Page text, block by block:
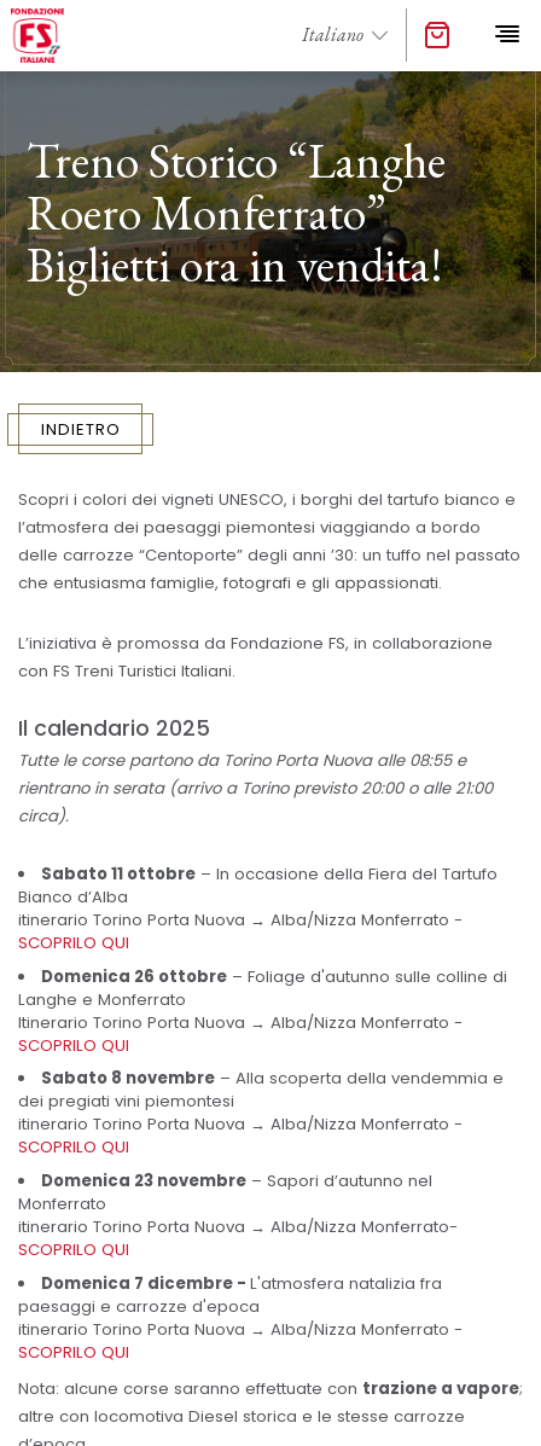
Treno Storico “Langhe
Roero Monferrato”
Biglietti ora in vendita!
INDIETRO
Scopri i colori dei vigneti UNESCO, i borghi del tartufo bianco e
l’atmosfera dei paesaggi piemontesi viaggiando a bordo
delle carrozze “Centoporte” degli anni ’30: un tuffo nel passato
che entusiasma famiglie, fotografi e gli appassionati.
L’iniziativa è promossa da Fondazione FS, in collaborazione
con FS Treni Turistici Italiani.
Il calendario 2025
Tutte le corse partono da Torino Porta Nuova alle 08:55 e
rientrano in serata (arrivo a Torino previsto 20:00 o alle 21:00
circa).
Sabato 11 ottobre – In occasione della Fiera del Tartufo
Bianco d’Alba
itinerario Torino Porta Nuova → Alba/Nizza Monferrato -
SCOPRILO QUI
Domenica 26 ottobre – Foliage d'autunno sulle colline di
Langhe e Monferrato
Itinerario Torino Porta Nuova → Alba/Nizza Monferrato -
SCOPRILO QUI
Sabato 8 novembre – Alla scoperta della vendemmia e
dei pregiati vini piemontesi
itinerario Torino Porta Nuova → Alba/Nizza Monferrato -
SCOPRILO QUI
Domenica 23 novembre – Sapori d’autunno nel
Monferrato
itinerario Torino Porta Nuova → Alba/Nizza Monferrato-
SCOPRILO QUI
Domenica 7 dicembre -L'atmosfera natalizia fra
paesaggi e carrozze d'epoca
itinerario Torino Porta Nuova → Alba/Nizza Monferrato -
SCOPRILO QUI
Nota: alcune corse saranno effettuate con trazione a vapore;
altre con locomotiva Diesel storica e le stesse carrozze